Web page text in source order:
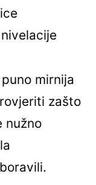
mirnija
zašto
nužno